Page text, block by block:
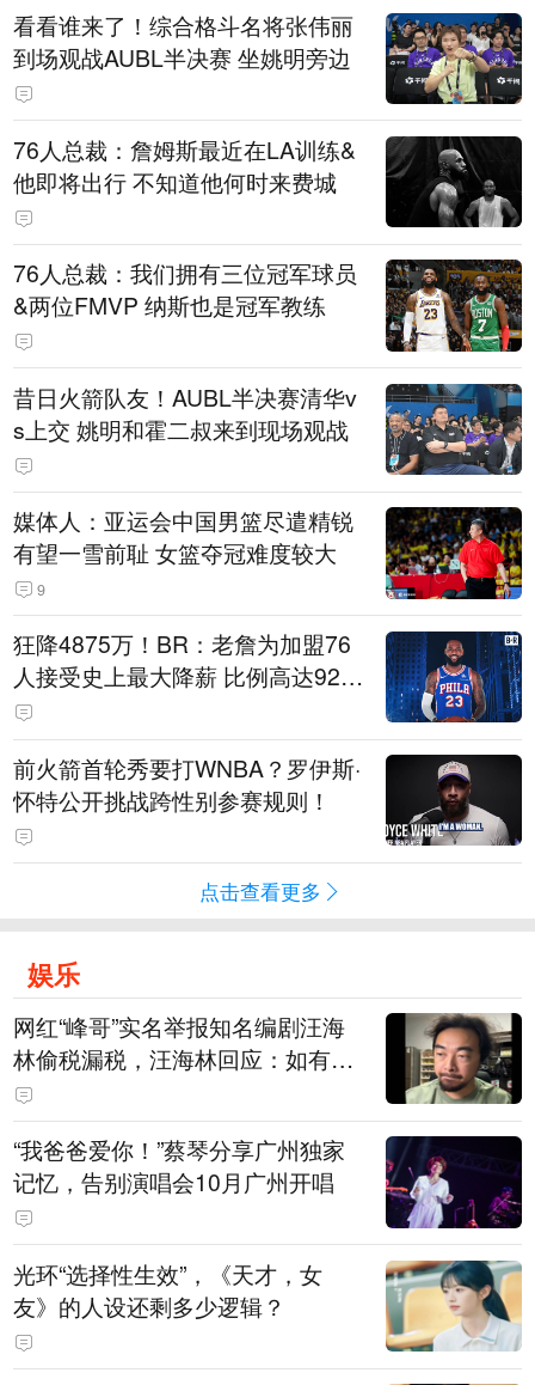
看看谁来了！综合格斗名将张伟丽
到场观战AUBL半决赛 坐姚明旁边
76人总裁：詹姆斯最近在LA训练&
他即将出行 不知道他何时来费城
76人总裁：我们拥有三位冠军球员
&两位FMVP 纳斯也是冠军教练
昔日火箭队友！AUBL半决赛清华v
s上交 姚明和霍二叔来到现场观战
媒体人：亚运会中国男篮尽遣精锐
有望一雪前耻 女篮夺冠难度较大
9
狂降4875万！BR：老詹为加盟76
人接受史上最大降薪 比例高达92.
6%
前火箭首轮秀要打WNBA？罗伊斯·
怀特公开挑战跨性别参赛规则！
点击查看更多
娱乐
网红“峰哥”实名举报知名编剧汪海
林偷税漏税，汪海林回应：如有违
法行为，相关机构自会进行评判和
处理，清者自清，无需一一回应
“我爸爸爱你！”蔡琴分享广州独家
记忆，告别演唱会10月广州开唱
光环“选择性生效”，《天才，女
友》的人设还剩多少逻辑？